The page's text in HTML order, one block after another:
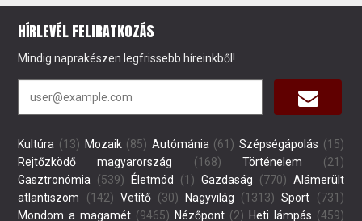
HÍRLEVÉL FELIRATKOZÁS
Mindig naprakészen legfrissebb híreinkből!
Kultúra (13) Mozaik(85) Autómánia (61) Szépségápolás (15)
Rejtőzködő magyarország (168) Történelem (21)
Gasztronómia (539) Életmód (1) Gazdaság (770) Alámerült
atlantiszom (142) Vetítő(30) Nagyvilág (1313) Sport (731)
Mondom a magamét (9465) Nézőpont (2) Heti lámpás (459)